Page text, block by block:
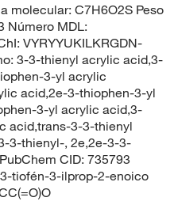
molecular: C7H6O2S Peso
Número MDL:
VYRYYUKILKRGDN-
3-3-thienyl acrylic acid,3-
3-yl acrylic
acid,2e-3-thiophen-3-yl
3-yl acrylic acid,3-
acid,trans-3-3-thienyl
3-thienyl-, 2e,2e-3-3-
CID: 735793
tiofén-3-ilprop-2-enoico